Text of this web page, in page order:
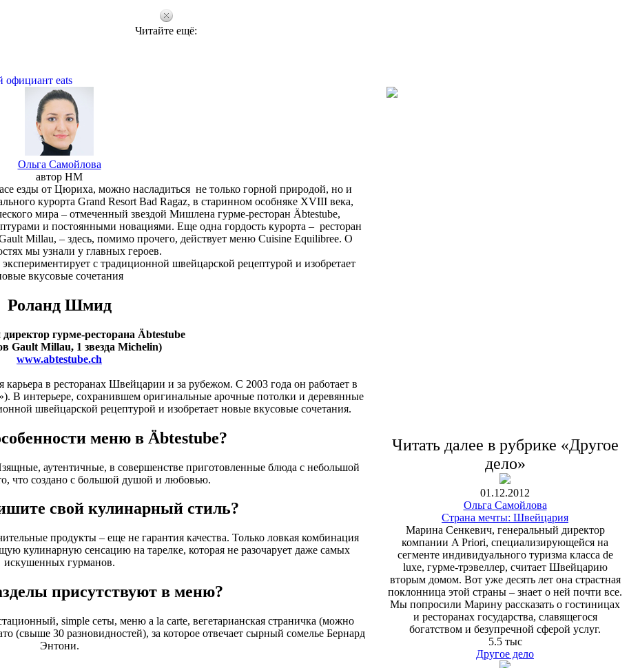
Читайте ещё:
официант eats
Ольга Самойлова
автор HM
езды от Цюриха, можно насладиться не только горной природой, но и
курорта Grand Resort Bad Ragaz, в старинном особняке XVIII века,
мира – отмеченный звездой Мишлена гурме-ресторан Äbtestube,
и постоянными новациями. Еще одна гордость курорта – ресторан
Millau, – здесь, помимо прочего, действует меню Cuisine Equilibree. О
мы узнали у главных героев.
с традиционной швейцарской рецептурой и изобретает
вкусовые сочетания
Роланд Шмид
гурме-ресторана Äbtestube
Gault Millau, 1 звезда Michelin)
www.abtestube.ch
в ресторанах Швейцарии и за рубежом. С 2003 года он работает в
В интерьере, сохранившем оригинальные арочные потолки и деревянные
швейцарской рецептурой и изобретает новые вкусовые сочетания.
меню в Äbtestube?
аутентичные, в совершенстве приготовленные блюда с небольшой
что создано с большой душой и любовью.
свой кулинарный стиль?
продукты – еще не гарантия качества. Только ловкая комбинация
кулинарную сенсацию на тарелке, которая не разочарует даже самых
искушенных гурманов.
присутствуют в меню?
simple сеты, меню a la carte, вегетарианская страничка (можно
(свыше 30 разновидностей), за которое отвечает сырный сомелье Бернард
Энтони.
Читать далее в рубрике «Другое
дело»
01.12.2012
Ольга Самойлова
Страна мечты: Швейцария
Марина Сенкевич, генеральный директор
компании A Priori, специализирующейся на
сегменте индивидуального туризма класса de
luxe, гурме-трэвеллер, считает Швейцарию
вторым домом. Вот уже десять лет она страстная
поклонница этой страны – знает о ней почти все.
Мы попросили Марину рассказать о гостиницах
и ресторанах государства, славящегося
богатством и безупречной сферой услуг.
5.5 тыс
Другое дело